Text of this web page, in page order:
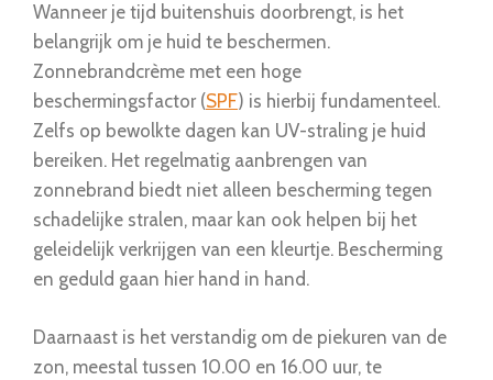
Wanneer je tijd buitenshuis doorbrengt, is het
belangrijk om je huid te beschermen.
Zonnebrandcrème met een hoge
beschermingsfactor (SPF) is hierbij fundamenteel.
Zelfs op bewolkte dagen kan UV-straling je huid
bereiken. Het regelmatig aanbrengen van
zonnebrand biedt niet alleen bescherming tegen
schadelijke stralen, maar kan ook helpen bij het
geleidelijk verkrijgen van een kleurtje. Bescherming
en geduld gaan hier hand in hand.
Daarnaast is het verstandig om de piekuren van de
zon, meestal tussen 10.00 en 16.00 uur, te